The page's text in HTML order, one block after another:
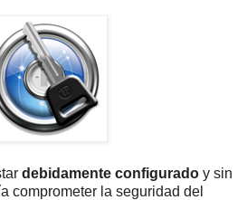
debidamente configurado y sin
comprometer la seguridad del